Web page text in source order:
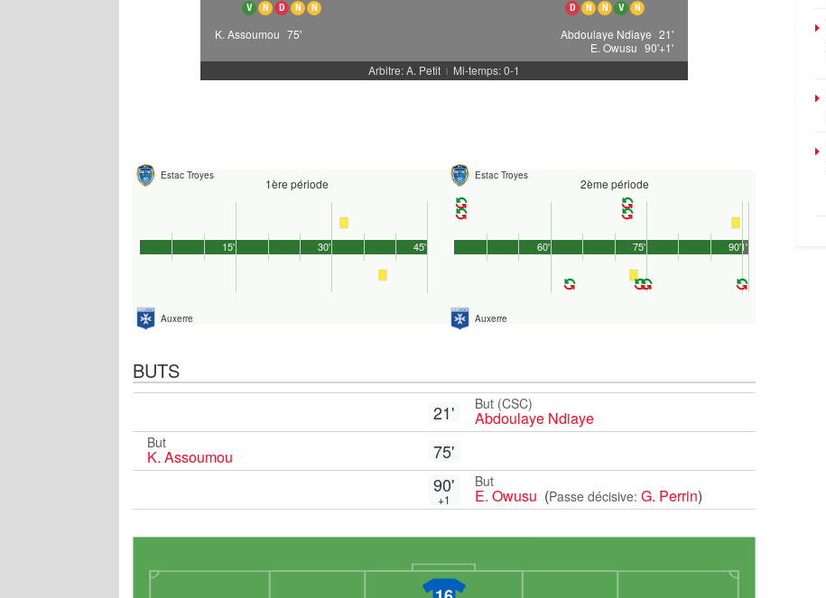
V N D N N D N N V N
K. Assoumou 75' Abdoulaye Ndiaye 21'
E. Owusu 90'+1'
Arbitre: A. Petit | Mi-temps: 0-1
Estac Troyes
1ère période
Auxerre
45'
15' 30'
Estac Troyes
2ème période
Auxerre
90'
60' 75' 1'
BUTS
21' But (CSC)
Abdoulaye Ndiaye
But
K. Assoumou
75'
90'
+1
But
E. Owusu (Passe décisive: G. Perrin)